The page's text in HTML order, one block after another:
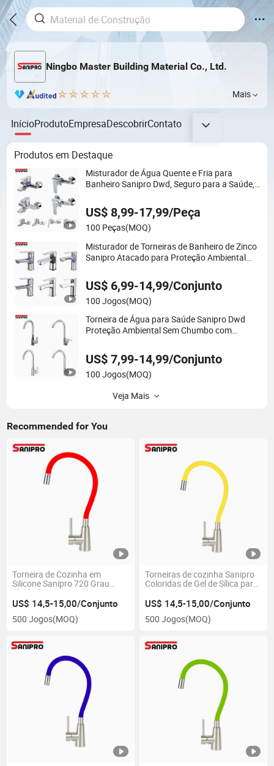
Ningbo Master Building Material Co., Ltd.
Mais
InícioProdutoEmpresaDescobrirContato
Produtos em Destaque
Misturador de Água Quente e Fria para
Banheiro Sanipro Dwd, Seguro para a Saúde,
e Livre de Chumbo, Torneiras para Banho e
Chuveiro
US$ 8,99-17,99/Peça
100 Peças(MOQ)
Misturador de Torneiras de Banheiro de Zinco
Sanipro Atacado para Proteção Ambiental
a Saúde, Livre de Chumbo, Torneiras de
Lavabo
US$ 6,99-14,99/Conjunto
100 Jogos(MOQ)
Torneira de Água para Saúde Sanipro Dwd
Proteção Ambiental Sem Chumbo com
Misturadoras de Pia Rotativas para Cozinha
US$ 7,99-14,99/Conjunto
100 Jogos(MOQ)
Veja Mais
Recommended for You
Torneira de Cozinha em
Silicone Sanipro 720 Grau
Flexível para Cozinha
US$ 14,5-15,00/Conjunto
500 Jogos(MOQ)
Torneiras de cozinha Sanipro
Coloridas de Gel de Sílica para
US$ 14,5-15,00/Conjunto
500 Jogos(MOQ)